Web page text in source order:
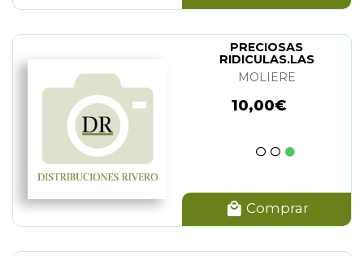
PRECIOSAS
RIDICULAS.LAS
MOLIERE
10,00€
Comprar